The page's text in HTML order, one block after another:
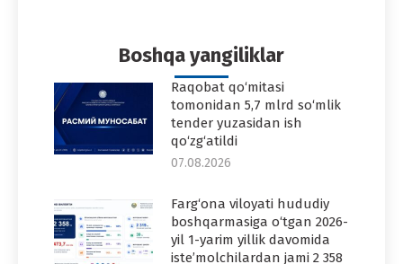
Boshqa yangiliklar
Raqobat qo‘mitasi
tomonidan 5,7 mlrd so‘mlik
tender yuzasidan ish
qo‘zg‘atildi
07.08.2026
Farg‘ona viloyati hududiy
boshqarmasiga o‘tgan 2026-
yil 1-yarim yillik davomida
iste’molchilardan jami 2 358